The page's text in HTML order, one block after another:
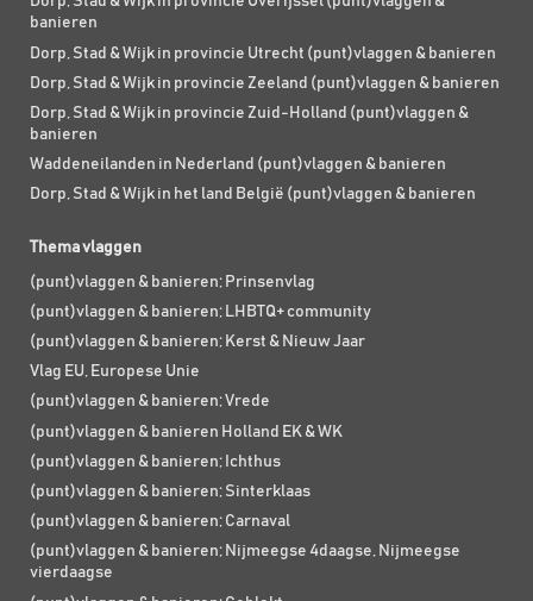
banieren
Dorp, Stad & Wijk in provincie Utrecht (punt)vlaggen & banieren
Dorp, Stad & Wijk in provincie Zeeland (punt)vlaggen & banieren
Dorp, Stad & Wijk in provincie Zuid-Holland (punt)vlaggen &
banieren
Waddeneilanden in Nederland (punt)vlaggen & banieren
Dorp, Stad & Wijk in het land België (punt)vlaggen & banieren
Thema vlaggen
(punt)vlaggen & banieren; Prinsenvlag
(punt)vlaggen & banieren; LHBTQ+ community
(punt)vlaggen & banieren; Kerst & Nieuw Jaar
Vlag EU, Europese Unie
(punt)vlaggen & banieren; Vrede
(punt)vlaggen & banieren Holland EK & WK
(punt)vlaggen & banieren; Ichthus
(punt)vlaggen & banieren; Sinterklaas
(punt)vlaggen & banieren; Carnaval
(punt)vlaggen & banieren; Nijmeegse 4daagse, Nijmeegse
vierdaagse